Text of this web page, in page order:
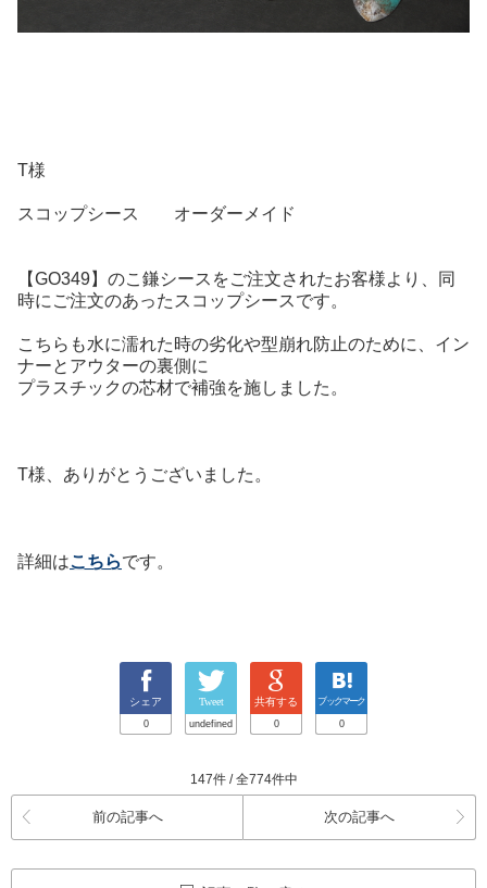
T様
スコップシース オーダーメイド
【GO349】のこ鎌シースをご注文されたお客様より、同
時にご注文のあったスコップシースです。
こちらも水に濡れた時の劣化や型崩れ防止のために、イン
ナーとアウターの裏側に
プラスチックの芯材で補強を施しました。
T様、ありがとうございました。
詳細はこちらです。
シェア
0
Tweet
undefined
共有する
0
ブックマーク
0
147件 / 全774件中
前の記事へ 次の記事へ